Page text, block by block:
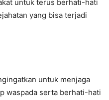
untuk terus berhati-hati
yang bisa terjadi
untuk menjaga
waspada serta berhati-hati